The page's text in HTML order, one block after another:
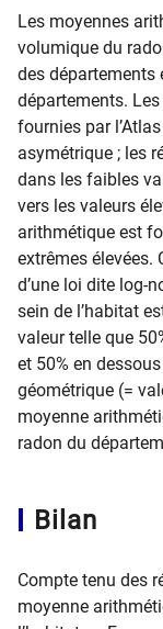
Les moyennes
volumique du
des départements
départements.
fournies par
asymétrique ; les
dans les faibles
vers les valeurs
arithmétique est
extrêmes élevées.
d’une loi dite log-
sein de l’habitat
valeur telle que
et 50% en
géométrique (=
moyenne
radon du
Bilan
Compte tenu des
moyenne